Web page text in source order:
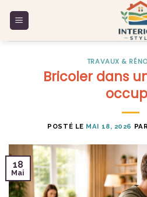
TRAVAUX &
Bricoler dans
POSTÉ LE MAI 18, 2026 PAR
18
Mai